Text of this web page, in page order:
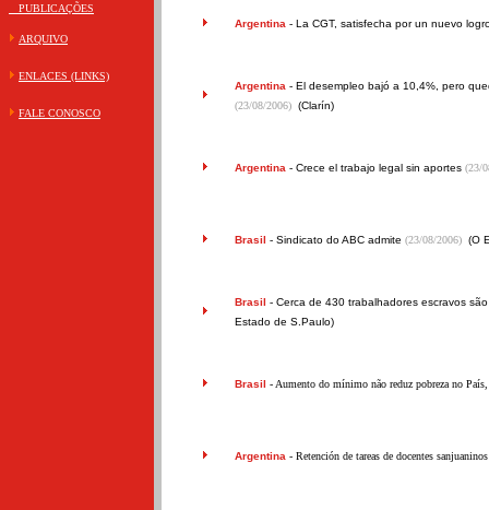
PUBLICAÇÕES
ARQUIVO
ENLACES (LINKS)
FALE CONOSCO
Argentina - La CGT, satisfecha por un nuevo
Argentina - El desempleo bajó a 10,4%, pero
(23/08/2006) (Clarín)
Argentina - Crece el trabajo legal sin aportes (23/
Brasil - Sindicato do ABC admite (23/08/2006) (O
Brasil - Cerca de 430 trabalhadores escravos
Estado de S.Paulo)
Brasil - Aumento do mínimo não reduz pobreza no
Argentina - Retención de tareas de docentes